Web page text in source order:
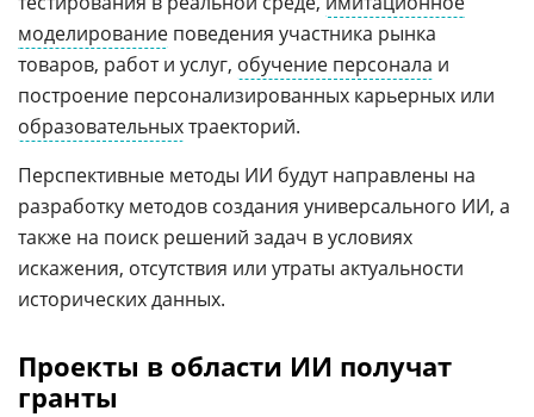
моделирование поведения участника рынка
товаров, работ и услуг, обучение персонала и
построение персонализированных карьерных или
образовательныхтраекторий.
Перспективные методы ИИ будут направлены на
разработку методов создания универсального ИИ, а
также на поиск решений задач в условиях
искажения, отсутствия или утраты актуальности
исторических данных.
Проекты в области ИИ получат
гранты